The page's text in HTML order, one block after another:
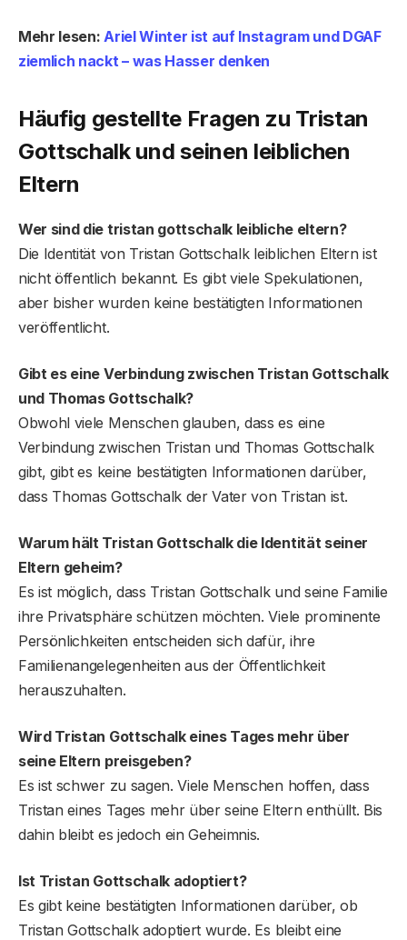
Mehr lesen: Ariel Winter ist auf Instagram und DGAF
ziemlich nackt – was Hasser denken
Häufig gestellte Fragen zu Tristan
Gottschalk und seinen leiblichen
Eltern
Wer sind die tristan gottschalk leibliche eltern?
Die Identität von Tristan Gottschalk leiblichen Eltern ist
nicht öffentlich bekannt. Es gibt viele Spekulationen,
aber bisher wurden keine bestätigten Informationen
veröffentlicht.
Gibt es eine Verbindung zwischen Tristan Gottschalk
und Thomas Gottschalk?
Obwohl viele Menschen glauben, dass es eine
Verbindung zwischen Tristan und Thomas Gottschalk
gibt, gibt es keine bestätigten Informationen darüber,
dass Thomas Gottschalk der Vater von Tristan ist.
Warum hält Tristan Gottschalk die Identität seiner
Eltern geheim?
Es ist möglich, dass Tristan Gottschalk und seine Familie
ihre Privatsphäre schützen möchten. Viele prominente
Persönlichkeiten entscheiden sich dafür, ihre
Familienangelegenheiten aus der Öffentlichkeit
herauszuhalten.
Wird Tristan Gottschalk eines Tages mehr über
seine Eltern preisgeben?
Es ist schwer zu sagen. Viele Menschen hoffen, dass
Tristan eines Tages mehr über seine Eltern enthüllt. Bis
dahin bleibt es jedoch ein Geheimnis.
Ist Tristan Gottschalk adoptiert?
Es gibt keine bestätigten Informationen darüber, ob
Tristan Gottschalk adoptiert wurde. Es bleibt eine